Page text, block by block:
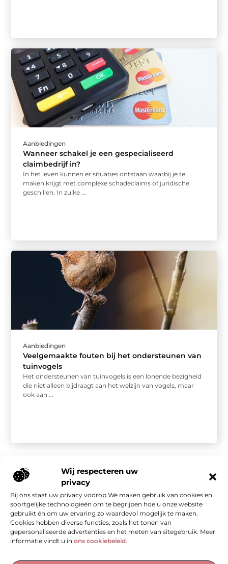
Wij respecteren uw
privacy
Bij ons staat uw privacy voorop.We maken gebruik van cookies en
soortgelijke technologieën om te begrijpen hoe u onze website
gebruikt én om uw ervaring zo waardevol mogelijk te maken.
Cookies hebben diverse functies, zoals het tonen van
gepersonaliseerde advertenties en het meten van sitegebruik. Meer
informatie vindt u in ons cookiebeleid.
Aanbiedingen
Wanneer schakel je een gespecialiseerd
claimbedrijf in?
In het leven kunnen er situaties ontstaan waarbij je te
maken krijgt met complexe schadeclaims of juridische
geschillen. In zulke ...
Aanbiedingen
Veelgemaakte fouten bij het ondersteunen van
tuinvogels
Het ondersteunen van tuinvogels is een lonende bezigheid
die niet alleen bijdraagt aan het welzijn van vogels, maar
ook aan ...
Onze informatie